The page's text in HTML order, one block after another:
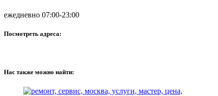
ежедневно 07:00-23:00
Посмотреть адреса:
Нас также можно найти: